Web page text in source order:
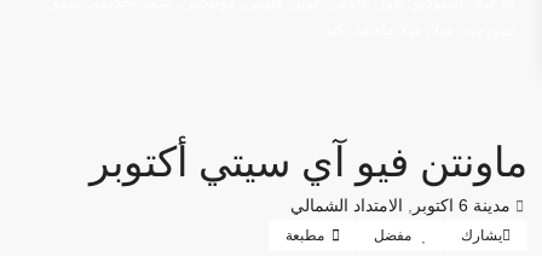
ماونتن فيو آي سيتي أكتوبر
مدينة 6 اكتوبر الامتداد الشمالي
يشارك مفضل مطبعة